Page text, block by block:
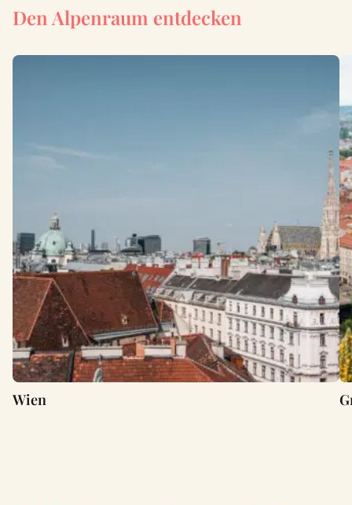
Den Alpenraum entdecken
Wien